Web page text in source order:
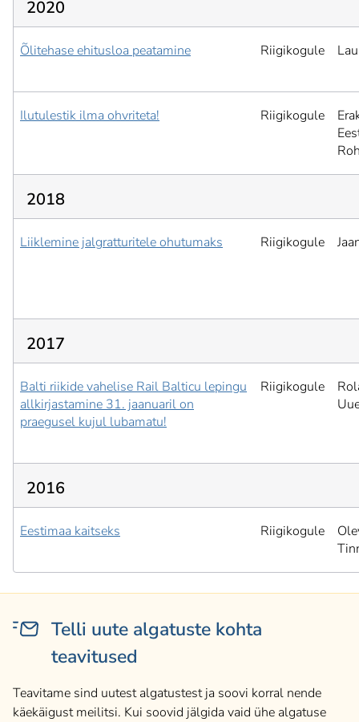
2020
Õlitehase ehitusloa peatamine Riigikogule
Ilutulestik ilma ohvriteta! Riigikogule
2018
Liiklemine jalgratturitele ohutumaks Riigikogule
2017
Balti riikide vahelise Rail Balticu lepingu
allkirjastamine 31. jaanuaril on
praegusel kujul lubamatu!
Riigikogule
2016
Eestimaa kaitseks Riigikogule
Telli uute algatuste kohta
teavitused
Teavitame sind uutest algatustest ja soovi korral nende
käekäigust meilitsi. Kui soovid jälgida vaid ühe algatuse